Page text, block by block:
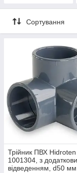
Сортування
Трійник ПВХ Hidroten
1001304, з
відведенням, d50 мм